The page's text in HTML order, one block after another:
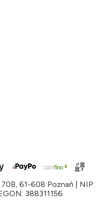
61-608 Poznań | NIP:
388311156